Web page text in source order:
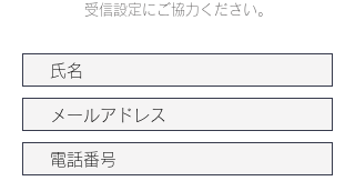
受信設定にご協力ください。